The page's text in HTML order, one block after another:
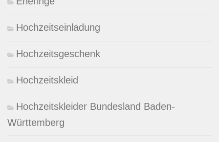
Hochzeitseinladung
Hochzeitsgeschenk
Hochzeitskleid
Hochzeitskleider Bundesland Baden-
Württemberg